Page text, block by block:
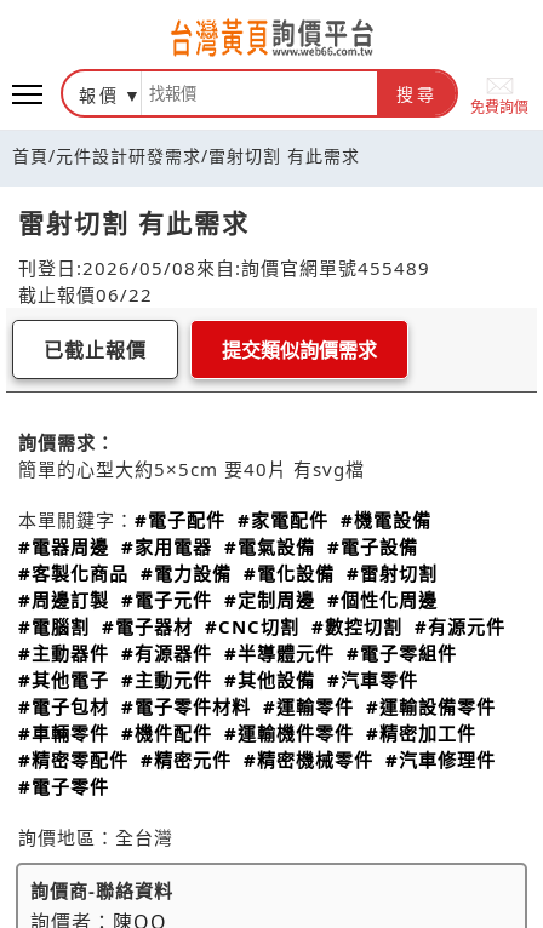
報價 搜尋
免費詢價
首頁/元件設計研發需求/雷射切割 有此需求
雷射切割 有此需求
刊登日:2026/05/08來自:詢價官網單號455489
截止報價06/22
已截止報價 提交類似詢價需求
詢價需求：
簡單的心型大約5×5cm 要40片 有svg檔
本單關鍵字： #電子配件 #家電配件 #機電設備
#電器周邊 #家用電器 #電氣設備 #電子設備
#客製化商品 #電力設備 #電化設備 #雷射切割
#周邊訂製 #電子元件 #定制周邊 #個性化周邊
#電腦割
#電子器材 #CNC切割 #數控切割
#有源元件
#主動器件 #有源器件 #半導體元件 #電子零組件
#其他電子 #主動元件 #其他設備 #汽車零件
#電子包材 #電子零件材料 #運輸零件 #運輸設備零件
#車輛零件 #機件配件 #運輸機件零件 #精密加工件
#精密零配件 #精密元件 #精密機械零件 #汽車修理件
#電子零件
詢價地區： 全台灣
詢價商-聯絡資料
詢價者： 陳OO